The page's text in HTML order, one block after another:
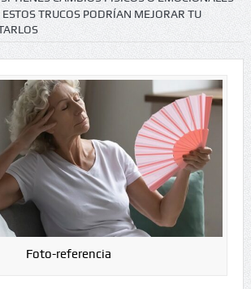
TRUCOS PODRÍAN MEJORAR TU
Foto-referencia